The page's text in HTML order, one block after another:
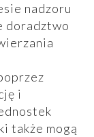
nadzoru
doradztwo
i
także mogą